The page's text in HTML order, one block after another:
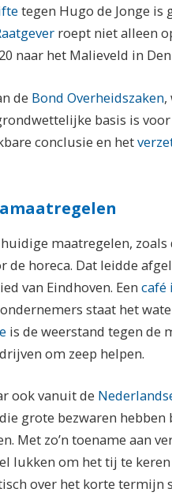
tegen Hugo de Jonge is
roept niet alleen
naar het Malieveld in
de Bond Overheidszaken,
basis is
conclusie en het
maatregelen, zoals
horeca. Dat leidde
van Eindhoven. Een café
staat het
is de weerstand tegen de
om zeep helpen.
ook vanuit de
grote bezwaren hebben
Met zo’n toename aan
lukken om het tij te
over het korte termijn